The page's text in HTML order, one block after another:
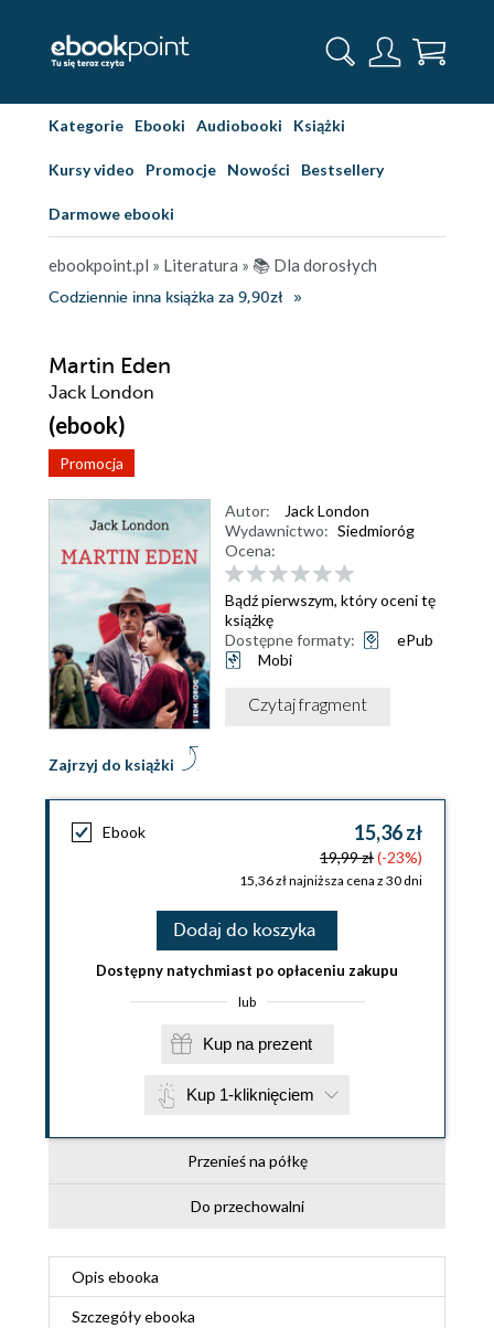
Kategorie Ebooki Audiobooki Książki
Kursy video Promocje Nowości Bestsellery
Darmowe ebooki
ebookpoint.pl » Literatura » 📚 Dla dorosłych
Codziennie inna książka za 9,90zł
Martin Eden
Jack London
(ebook)
Promocja
Zajrzyj do książki
Autor:
Jack London
Wydawnictwo: Siedmioróg
Ocena:
Bądź pierwszym, który oceni tę
książkę
Dostępne formaty:
ePub
Mobi
Czytaj fragment
Ebook 15,36 zł
19,99 zł(-23%)
15,36 zł najniższa cena z 30 dni
Dodaj do koszyka
Dostępny natychmiast po opłaceniu zakupu
lub
Kup na prezent
Kup 1-kliknięciem
Przenieś na półkę
Do przechowalni
Opis ebooka
Szczegółyebooka